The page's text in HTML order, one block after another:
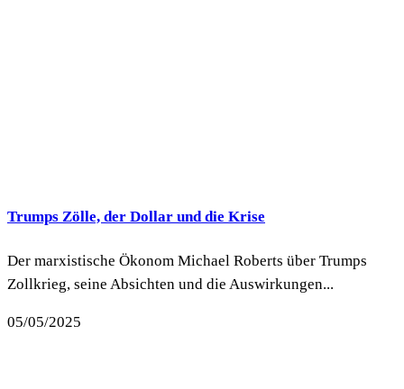
Trumps Zölle, der Dollar und die Krise
Der marxistische Ökonom Michael Roberts über Trumps
Zollkrieg, seine Absichten und die Auswirkungen...
05/05/2025